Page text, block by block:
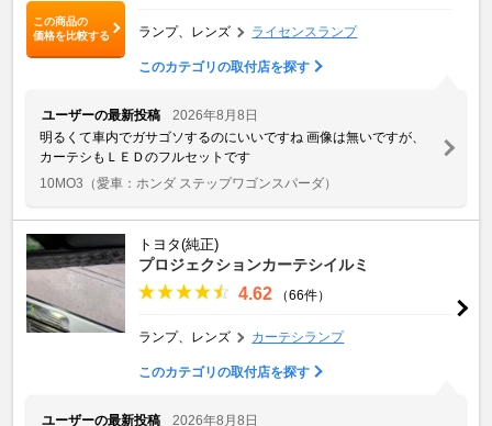
この商品の
価格を比較する
ランプ、レンズ ライセンスランプ
このカテゴリの取付店を探す
ユーザーの最新投稿
2026年8月8日
明るくて車内でガサゴソするのにいいですね 画像は無いですが、
カーテシもＬＥＤのフルセットです
10MO3 （愛車：ホンダ ステップワゴンスパーダ）
トヨタ(純正)
プロジェクションカーテシイルミ
4.62 （66件）
ランプ、レンズ カーテシランプ
このカテゴリの取付店を探す
ユーザーの最新投稿
2026年8月8日